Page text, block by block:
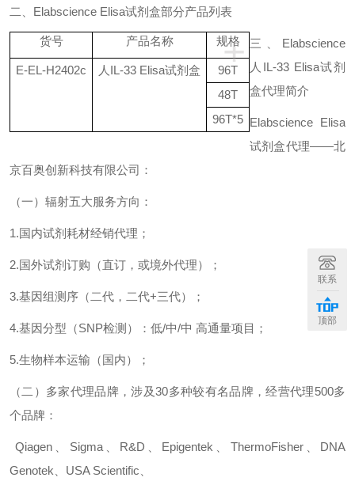
二、 Elabscience Elisa试剂盒部分产品列表
+
货号 产品名称 规格
E-EL-H2402c 人 IL-33 Elisa试剂盒
96T
48T
96T*5
三、 Elabscience
人 IL-33 Elisa试剂
盒代理简介
Elabscience Elisa
试剂盒代理——北
京百奥创新科技有限公司：
（一）辐射五大服务方向：
1.国内试剂耗材经销代理；
2.国外试剂订购（直订，或境外代理）；
3.基因组测序（二代，二代+三代）；
4.基因分型（SNP检测）：低/中/中 高通量项目；
5.生物样本运输（国内）；
（二）多家代理品牌，涉及30多种较有名品牌，经营代理500多
个品牌：
Qiagen Sigma、 R&D Epigentek ThermoFisher、 DNA
Genotek
USA Scientific
联系
顶部